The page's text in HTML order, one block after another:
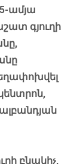
ամյա
գյուղի
բնակիչ,